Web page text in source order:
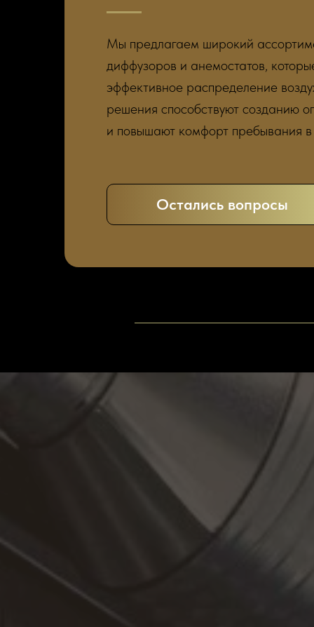
Мы предлагаем широкий
диффузоров и анемостатов,
эффективное распределение
решения способствуют созданию
и повышают комфорт пребывания
Остались вопросы